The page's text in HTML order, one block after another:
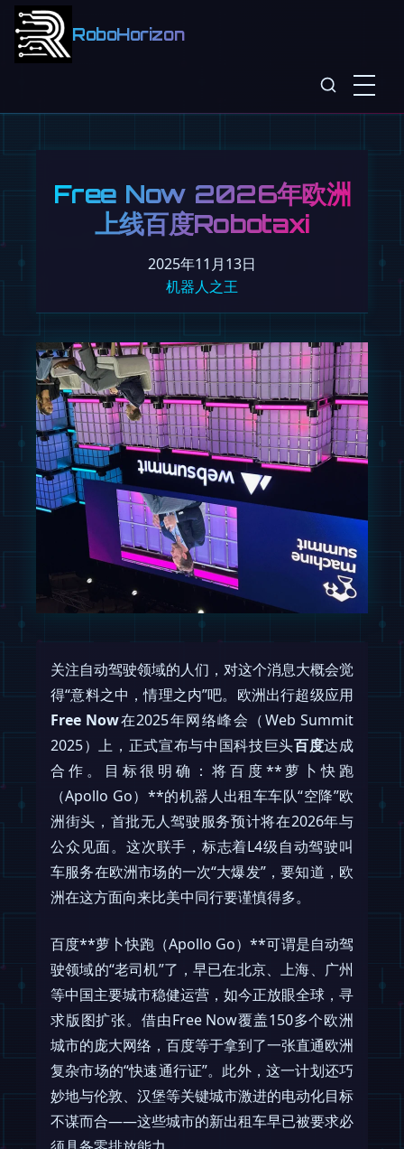
RoboHorizon
Free Now 2026年欧洲
上线百度Robotaxi
2025年11月13日
机器人之王
关注自动驾驶领域的人们，对这个消息大概会觉
得“意料之中，情理之内”吧。欧洲出行超级应用
Free Now在2025年网络峰会（Web Summit
2025）上，正式宣布与中国科技巨头百度达成
合作。目标很明确：将百度**萝卜快跑
（Apollo Go）**的机器人出租车车队“空降”欧
洲街头，首批无人驾驶服务预计将在2026年与
公众见面。这次联手，标志着L4级自动驾驶叫
车服务在欧洲市场的一次“大爆发”，要知道，欧
洲在这方面向来比美中同行要谨慎得多。
百度**萝卜快跑（Apollo Go）**可谓是自动驾
驶领域的“老司机”了，早已在北京、上海、广州
等中国主要城市稳健运营，如今正放眼全球，寻
求版图扩张。借由Free Now覆盖150多个欧洲
城市的庞大网络，百度等于拿到了一张直通欧洲
复杂市场的“快速通行证”。此外，这一计划还巧
妙地与伦敦、汉堡等关键城市激进的电动化目标
不谋而合——这些城市的新出租车早已被要求必